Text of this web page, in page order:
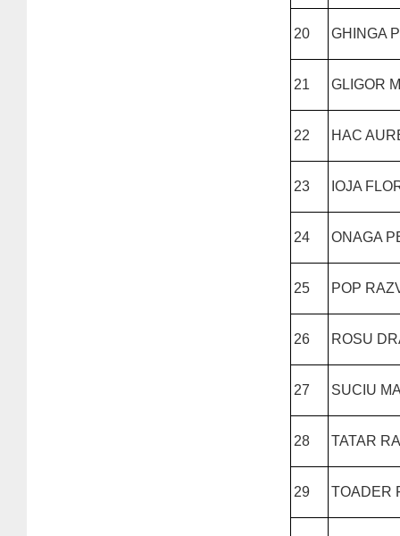
20 GHINGA
21 GLIGOR
22 HAC
23 IOJA
24 ONAGA
25 POP
26 ROSU
27 SUCIU
28 TATAR
29 TOADER